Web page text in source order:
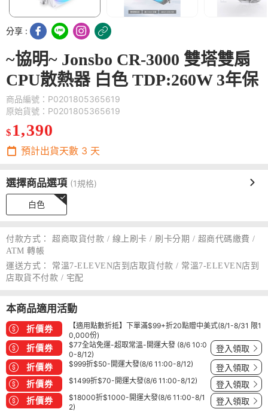
分享 :
~協明~ Jonsbo CR-3000 雙塔雙扇
CPU散熱器 白色 TDP:260W 3年保
商品編號：P0201805365619
原始貨號：P0201805365619
$ 1,390
預計出貨天數 3 天
選擇商品選項 (1規格)
白色
付款方式：
超商取貨付款 / 線上刷卡 / 刷卡分期 / 超商代碼繳費 /
ATM 轉帳
運送方式：
常溫7-ELEVEN店到店取貨付款 / 常溫7-ELEVEN店到
店取貨不付款 / 宅配
本商品適用活動
折價券
【適用點數折抵】下單滿$99+折20點贈中美式(8/1-8/31 限1
0,000份)
折價券
$77全站免運-超取常溫-開運大發 (8/6 10:0
0-8/12)
登入領取
折價券 $999折$50-開運大發(8/6 11:00-8/12) 登入領取
折價券 $1499折$70-開運大發(8/6 11:00-8/12) 登入領取
折價券
$18000折$1000-開運大發(8/6 11:00-8/1
2)
登入領取